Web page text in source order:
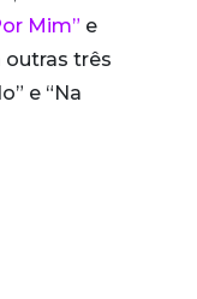
Mim” e
outras três
e “Na